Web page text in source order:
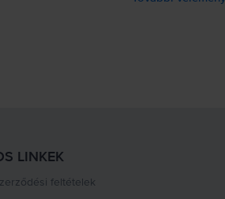
LINKEK
feltételek